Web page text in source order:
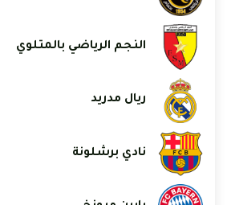
النجم الرياضي بالمتلوي
ريال مدريد
نادي برشلونة